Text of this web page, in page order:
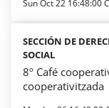
Sun Oct 22 16:48:00
SECCIÓN DE
SOCIAL
8º Café
cooperativitzada